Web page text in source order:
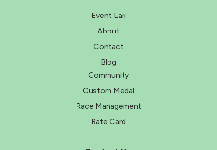
Event Lari
About
Contact
Blog
Community
Custom Medal
Race Management
Rate Card